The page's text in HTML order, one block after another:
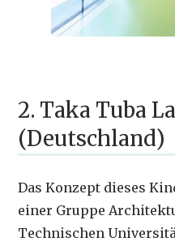
2. Taka Tuba
(Deutschland)
Das Konzept dieses
einer Gruppe
Technischen